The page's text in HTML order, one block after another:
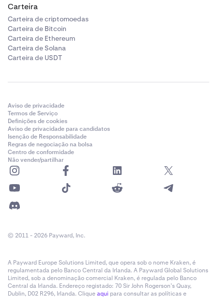
Carteira
Carteira de criptomoedas
Carteira de Bitcoin
Carteira de Ethereum
Carteira de Solana
Carteira de USDT
Aviso de privacidade
Termos de Serviço
Definições de cookies
Aviso de privacidade para candidatos
Isenção de Responsabilidade
Regras de negociação na bolsa
Centro de conformidade
Não vender/partilhar
© 2011 - 2026 Payward, Inc.
A Payward Europe Solutions Limited, que opera sob o nome Kraken, é
regulamentada pelo Banco Central da Irlanda. A Payward Global Solutions
Limited, sob a denominação comercial Kraken, é regulada pelo Banco
Central da Irlanda. Endereço registado: 70 Sir John Rogerson’s Quay,
Dublin, D02 R296, Irlanda. Cliqueaqui para consultar as políticas e